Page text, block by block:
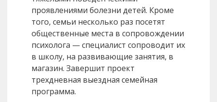
проявлениями болезни детей. Кроме
того, семьи несколько раз посетят
общественные места в сопровождении
психолога — специалист сопроводит их
в школу, на развивающие занятия, в
магазин. Завершит проект
трехдневная выездная семейная
программа.